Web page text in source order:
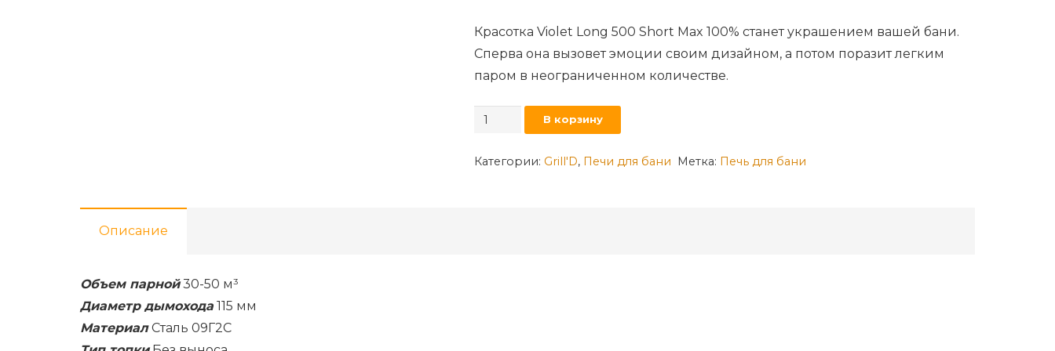
Красотка Violet Long 500 Short Max 100% станет украшением вашей бани.
Сперва она вызовет эмоции своим дизайном, а потом поразит легким
паром в неограниченном количестве.
Количество
Банная
В корзину
Категории: Grill'D, Печи для бани Метка: Печь для бани
Описание
Объем парной30-50 м³
Диаметр дымохода 115 мм
МатериалСталь 09Г2С